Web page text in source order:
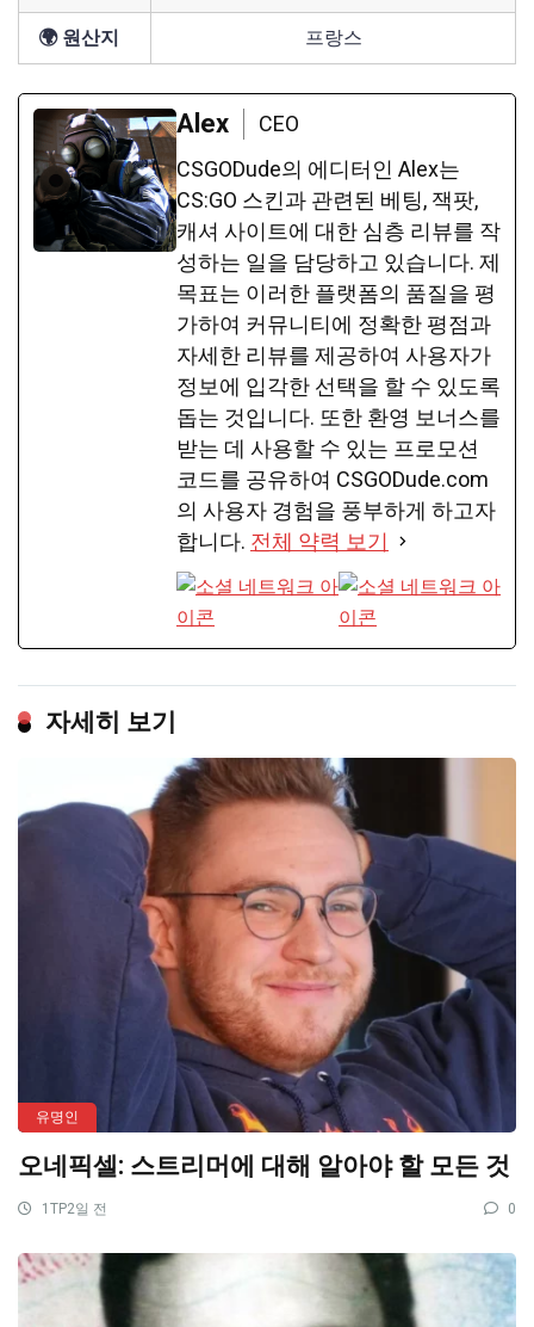
🌍 원산지 프랑스
Alex
CEO
CSGODude의 에디터인 Alex는
CS:GO 스킨과 관련된 베팅, 잭팟,
캐셔 사이트에 대한 심층 리뷰를 작
성하는 일을 담당하고 있습니다. 제
목표는 이러한 플랫폼의 품질을 평
가하여 커뮤니티에 정확한 평점과
자세한 리뷰를 제공하여 사용자가
정보에 입각한 선택을 할 수 있도록
돕는 것입니다. 또한 환영 보너스를
받는 데 사용할 수 있는 프로모션
코드를 공유하여 CSGODude.com
의 사용자 경험을 풍부하게 하고자
합니다. 전체 약력 보기
자세히 보기
유명인
오네픽셀: 스트리머에 대해 알아야 할 모든 것
1TP2일 전 0